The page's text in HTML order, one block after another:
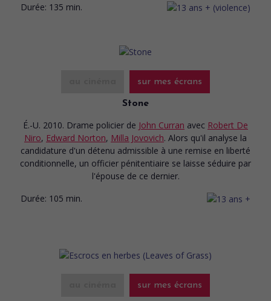
Durée: 135 min.
sur mes écrans
Stone
É.-U. 2010. Drame policier de John Curran avec Robert De
Niro, Edward Norton, Milla Jovovich. Alors qu'il analyse la
candidature d'un détenu admissible à une remise en liberté
conditionnelle, un officier pénitentiaire se laisse séduire par
l'épouse de ce dernier.
Durée: 105 min.
sur mes écrans